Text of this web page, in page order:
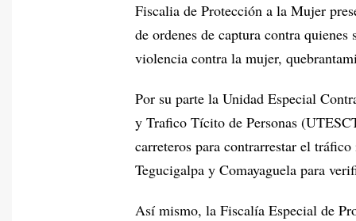
Fiscalia de Protección a la Mujer
de ordenes de captura contra
violencia contra la mujer,
Por su parte la Unidad Especial
y Trafico Tícito de Personas
carreteros para contrarrestar el
Tegucigalpa y Comayaguela para
Así mismo, la Fiscalía Especial de